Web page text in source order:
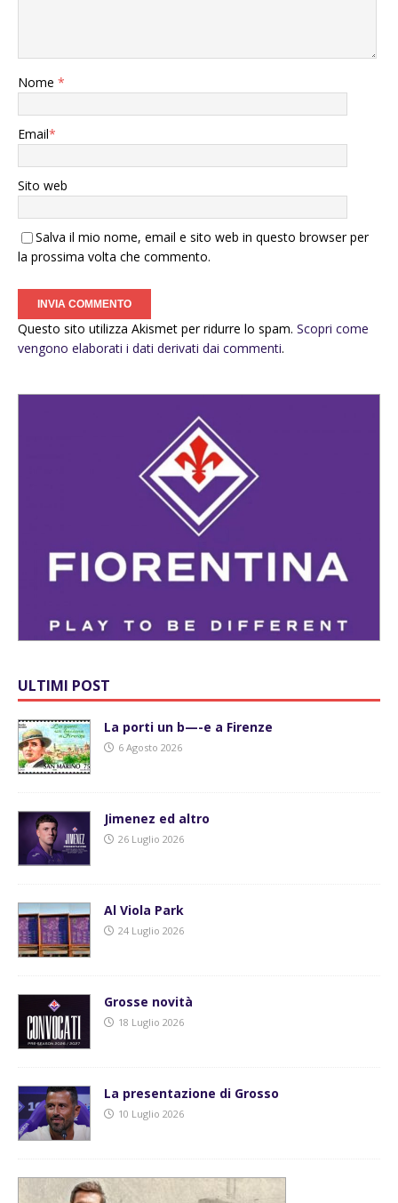
Nome *
Email*
Sito web
Salva il mio nome, email e sito web in questo browser per
la prossima volta che commento.
Questo sito utilizza Akismet per ridurre lo spam. Scopri come
vengono elaborati i dati derivati dai commenti.
ULTIMI POST
La porti un b—-e a Firenze
6 Agosto 2026
Jimenez ed altro
26 Luglio 2026
Al Viola Park
24 Luglio 2026
Grosse novità
18 Luglio 2026
La presentazione di Grosso
10 Luglio 2026